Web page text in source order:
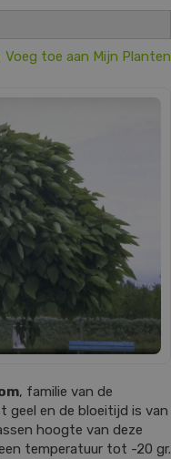
Voeg toe aan Mijn Planten
, familie van de
geel en de bloeitijd is van
hoogte van deze
temperatuur tot -20 gr.